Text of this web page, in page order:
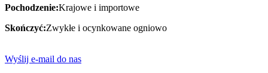
Pochodzenie:Krajowe i importowe
Skończyć:Zwykłe i ocynkowane ogniowo
Wyślij e-mail do nas